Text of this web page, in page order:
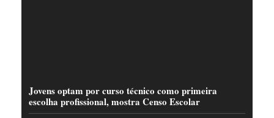
Jovens optam por curso técnico como primeira
escolha profissional, mostra Censo Escolar